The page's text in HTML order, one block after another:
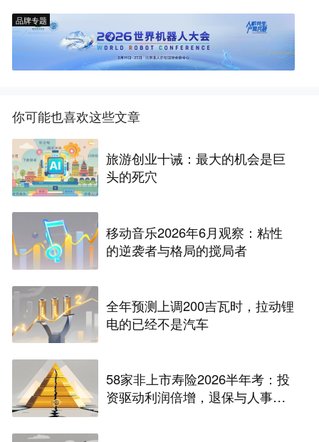
品牌专题
你可能也喜欢这些文章
旅游创业十诫：最大的机会是巨
头的死穴
移动音乐2026年6月观察：粘性
的逆袭者与格局的搅局者
全年预测上调200吉瓦时，拉动锂
电的已经不是汽车
58家非上市寿险2026半年考：投
资驱动利润倍增，退保与人事风